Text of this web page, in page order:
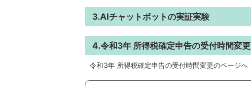
3.AIチャットボットの実証実験
4.令和3年 所得税確定申告の受付時間変更
令和3年 所得税確定申告の受付時間変更のページへ